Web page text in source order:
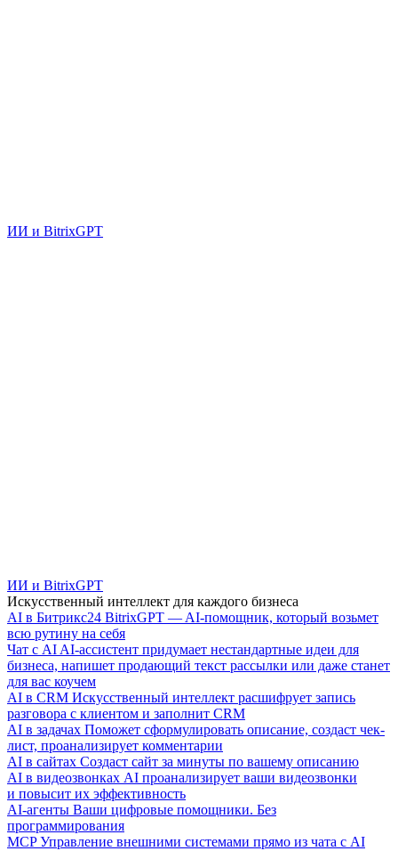
ИИ и BitrixGPT
ИИ и BitrixGPT
Искусственный интеллект для каждого бизнеса
AI в Битрикс24 BitrixGPT — AI-помощник, который возьмет
всю рутину на себя
Чат с AI AI-ассистент придумает нестандартные идеи для
бизнеса, напишет продающий текст рассылки или даже станет
для вас коучем
AI в CRM Искусственный интеллект расшифрует запись
разговора с клиентом и заполнит CRM
AI в задачах Поможет сформулировать описание, создаст чек-
лист, проанализирует комментарии
AI в сайтах Создаст сайт за минуты по вашему описанию
AI в видеозвонках AI проанализирует ваши видеозвонки
и повысит их эффективность
AI-агенты Ваши цифровые помощники. Без
программирования
MCP Управление внешними системами прямо из чата с AI